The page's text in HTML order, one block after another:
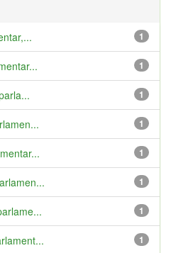
1
1
1
1
1
1
1
1